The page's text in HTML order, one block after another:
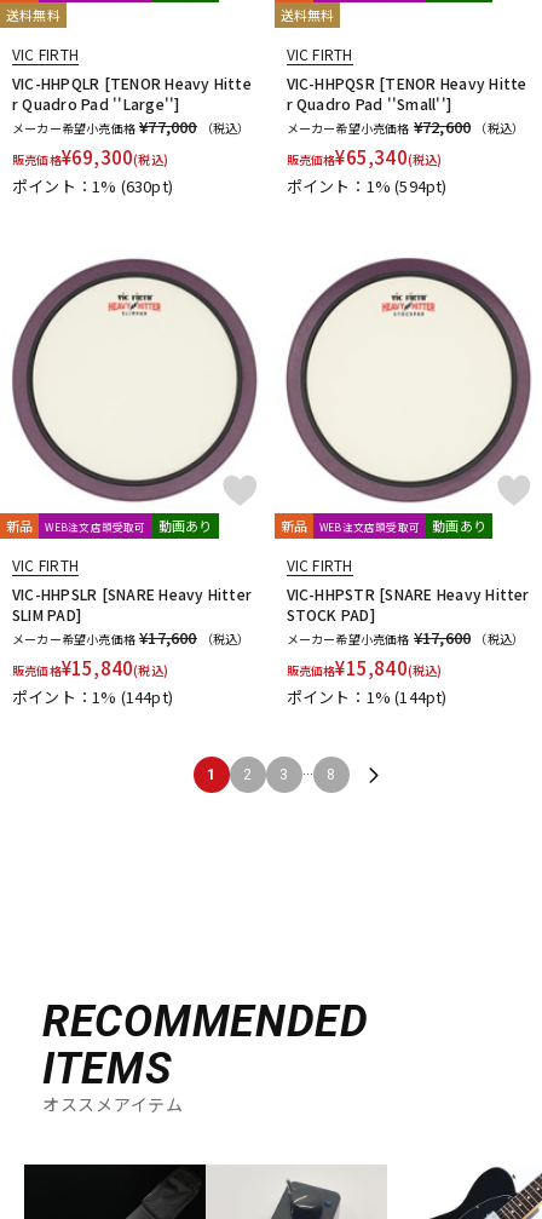
送料無料
VIC FIRTH
VIC-HHPQLR [TENOR Heavy Hitte
r Quadro Pad ''Large'']
メーカー希望小売価格 ¥77,000
（税込）
販売価格¥69,300(税込)
ポイント：1% (630pt)
送料無料
VIC FIRTH
VIC-HHPQSR [TENOR Heavy Hitte
r Quadro Pad ''Small'']
メーカー希望小売価格 ¥72,600
（税込）
販売価格¥65,340(税込)
ポイント：1%(594pt)
新品 WEB注文店頭受取可 動画あり
VIC FIRTH
VIC-HHPSLR [SNARE Heavy Hitter
SLIM PAD]
メーカー希望小売価格 ¥17,600
（税込）
販売価格¥15,840(税込)
ポイント：1% (144pt)
新品 WEB注文店頭受取可 動画あり
VIC FIRTH
VIC-HHPSTR [SNARE Heavy Hitter
STOCK PAD]
メーカー希望小売価格 ¥17,600
（税込）
販売価格¥15,840(税込)
ポイント：1%(144pt)
1 2 3 ... 8
RECOMMENDED
ITEMS
オススメアイテム